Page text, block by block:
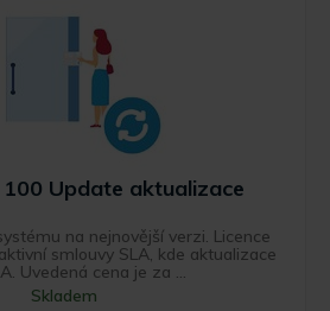
100 Update aktualizace
na nejnovější verzi. Licence
smlouvy SLA, kde aktualizace
Uvedená cena je za ...
Skladem